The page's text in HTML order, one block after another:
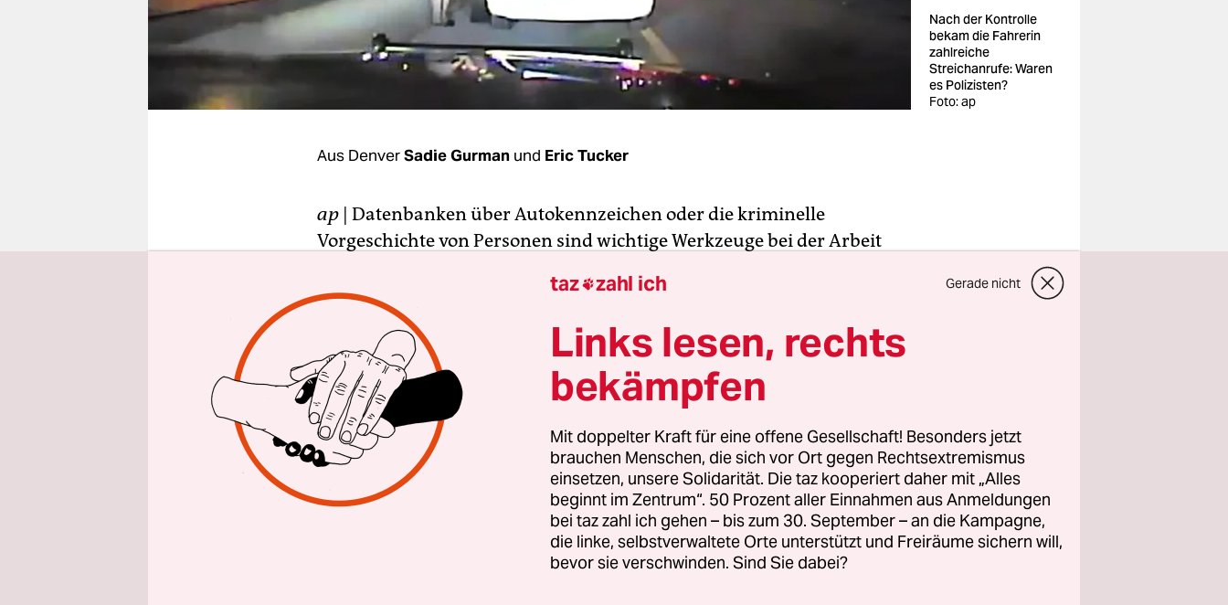
fragen & hilfe
unterstützen
Nach der Kontrolle
bekam die Fahrerin
zahlreiche
Streichanrufe: Waren
es Polizisten?
Foto: ap
Aus DenverSadie Gurman und Eric Tucker
ap | Datenbanken über Autokennzeichen oder die kriminelle
Vorgeschichte von Personen sind wichtige Werkzeuge bei der Arbeit
wenn sich ein Polizist oder eine Polizistin die vertraulichen
Informationen besorgt.
Sei es aus Misstrauen, romantischen Gefühlen, Neugier, um jemanden
einen Gefallen zu tun oder vielleicht sogar, um sich ein paar Dollar
hinzuzuverdienen: der Missbrauch von Dateien für persönliche
Zwecke kommt anscheinend öfter vor, als viele denken. Das hat eine
Untersuchung der Nachrichtenagentur AP ergeben.
taz zahl ich Gerade nicht
Links lesen, rechts
bekämpfen
Mit doppelter Kraft für eine offene Gesellschaft! Besonders jetzt
brauchen Menschen, die sich vor Ort gegen Rechtsextremismus
einsetzen, unsere Solidarität. Die taz kooperiert daher mit „Alles
beginnt im Zentrum“. 50 Prozent aller Einnahmen aus Anmeldungen
bei taz zahl ich gehen – bis zum 30. September – an die Kampagne,
die linke, selbstverwaltete Orte unterstützt und Freiräume sichern will,
bevor sie verschwinden. Sind Sie dabei?